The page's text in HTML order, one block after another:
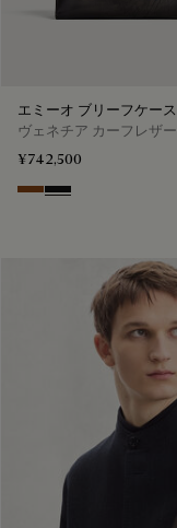
エミーオ ブリーフケース
ヴェネチア カーフレザー
¥742,500
Cacao Intenso
Nero Grigio